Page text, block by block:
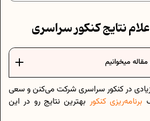
نتایج کنکور سراسری
میخوانیم
در کنکور سراسری شرکت می‌کنن و سعی
برنامه‌ریزی کنکور بهترین نتایج رو در این